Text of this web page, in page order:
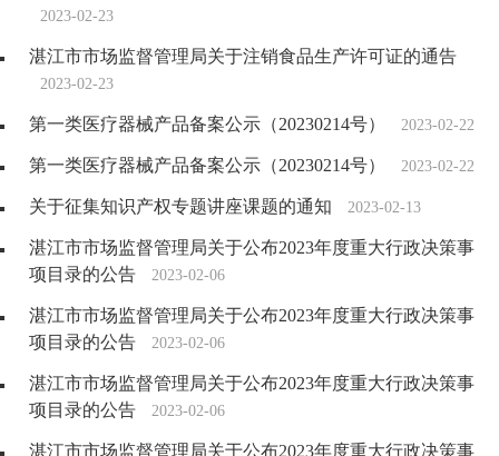
2023-02-23
湛江市市场监督管理局关于注销食品生产许可证的通告
2023-02-23
第一类医疗器械产品备案公示（20230214号） 2023-02-22
第一类医疗器械产品备案公示（20230214号） 2023-02-22
关于征集知识产权专题讲座课题的通知 2023-02-13
湛江市市场监督管理局关于公布2023年度重大行政决策事
项目录的公告
2023-02-06
湛江市市场监督管理局关于公布2023年度重大行政决策事
项目录的公告
2023-02-06
湛江市市场监督管理局关于公布2023年度重大行政决策事
项目录的公告
2023-02-06
湛江市市场监督管理局关于公布2023年度重大行政决策事